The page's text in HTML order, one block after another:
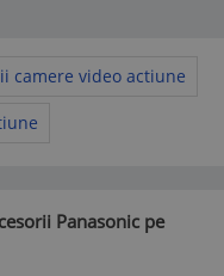
camere video actiune
Panasonic pe